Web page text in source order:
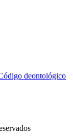
deontológico